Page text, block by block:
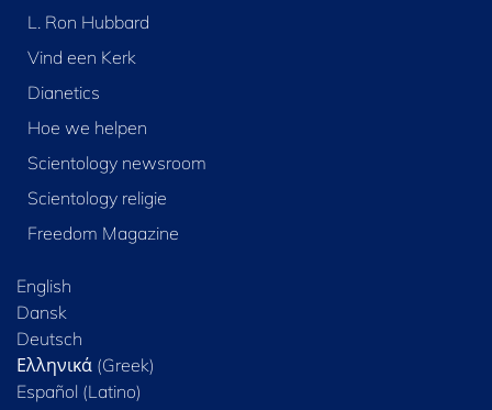
L. Ron Hubbard
Vind een Kerk
Dianetics
Hoe we helpen
Scientology newsroom
Scientology religie
Freedom Magazine
English
Dansk
Deutsch
Ελληνικά (Greek)
Español (Latino)